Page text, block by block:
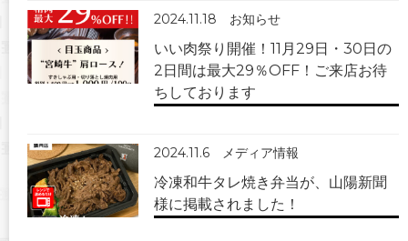
2024.11.18 お知らせ
いい肉祭り開催！11月29日・30日の
2日間は最大29％OFF！ご来店お待
ちしております
2024.11.6 メディア情報
冷凍和牛タレ焼き弁当が、山陽新聞
様に掲載されました！